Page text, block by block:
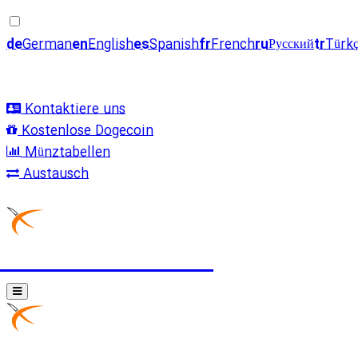
deGermanenEnglishesSpanishfrFrenchruРусскийtr
Kontaktiere uns
Kostenlose Dogecoin
Münztabellen
Austausch